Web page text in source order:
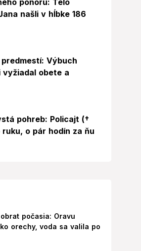
ponoru: Telo
našli v hĺbke 186
Výbuch
vyžiadal obete a
pohreb: Policajt (†
o pár hodín za ňu
obrat počasia: Oravu
orechy, voda sa valila po